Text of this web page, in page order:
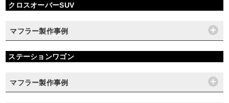
クロスオーバーSUV
マフラー製作事例
ステーションワゴン
マフラー製作事例